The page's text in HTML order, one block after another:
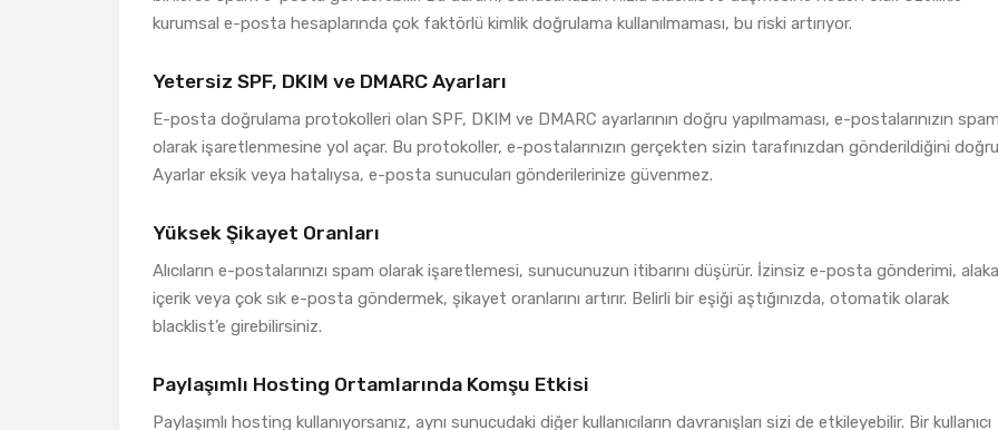
kurumsal e-posta hesaplarında çok faktörlü kimlik doğrulama kullanılmaması, bu riski artırıyor.
Yetersiz SPF, DKIM ve DMARC Ayarları
E-posta doğrulama protokolleri olan SPF, DKIM ve DMARC ayarlarının doğru yapılmaması, e-postalarınızın
olarak işaretlenmesine yol açar. Bu protokoller, e-postalarınızın gerçekten sizin tarafınızdan gönderildiğini
Ayarlar eksik veya hatalıysa, e-posta sunucuları gönderilerinize güvenmez.
Yüksek Şikayet Oranları
Alıcıların e-postalarınızı spam olarak işaretlemesi, sunucunuzun itibarını düşürür. İzinsiz e-posta gönderimi,
içerik veya çok sık e-posta göndermek, şikayet oranlarını artırır. Belirli bir eşiği aştığınızda, otomatik olarak
blacklist’e girebilirsiniz.
Paylaşımlı Hosting Ortamlarında Komşu Etkisi
Paylaşımlı hosting kullanıyorsanız, aynı sunucudaki diğer kullanıcıların davranışları sizi de etkileyebilir. Bir kullanıcı